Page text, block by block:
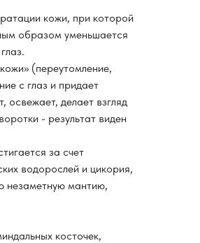
кожи, при которой
образом уменьшается
(переутомление,
с глаз и придает
освежает, делает взгляд
- результат виден
за счет
водорослей и цикория,
незаметную мантию,
косточек,